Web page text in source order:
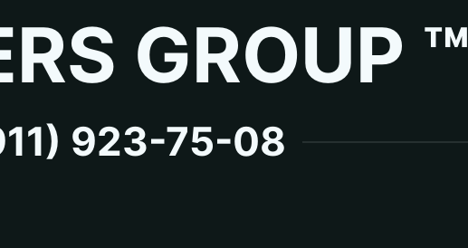
GROUP ™
923-75-08